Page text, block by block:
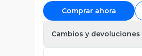
Comprar ahora
Cambios y devoluciones